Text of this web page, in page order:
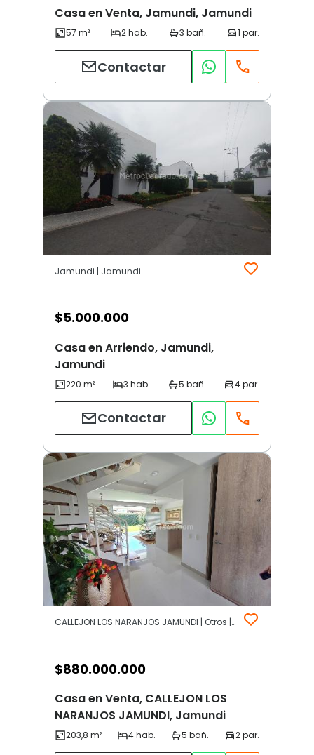
Casa en Venta, Jamundi, Jamundi
Contactar
Jamundi | Jamundi
$5.000.000
Casa en Arriendo, Jamundi,
Jamundi
Contactar
CALLEJON LOS NARANJOS JAMUNDI | Otros | Jamundi
$880.000.000
Casa en Venta, CALLEJON LOS
NARANJOS JAMUNDI, Jamundi